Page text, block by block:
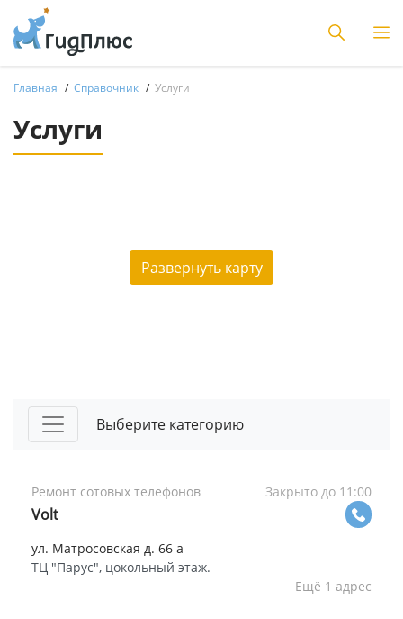
Главная Справочник Услуги
Услуги
Развернуть карту
Выберите категорию
Ремонт сотовых телефонов Закрыто до 11:00
Volt
ул. Матросовская д. 66 а
ТЦ "Парус", цокольный этаж.
Ещё 1 адрес